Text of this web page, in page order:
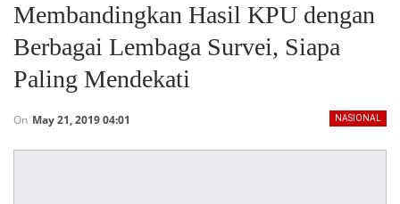
Membandingkan Hasil KPU dengan
Berbagai Lembaga Survei, Siapa
Paling Mendekati
NASIONAL
On May 21, 2019 04:01